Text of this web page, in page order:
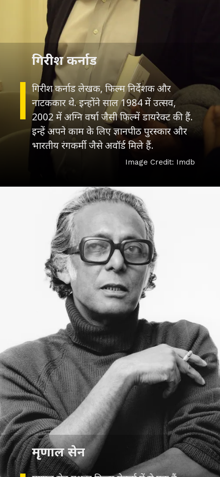
गिरीश कर्नाड लेखक, फिल्म निर्देशक और
नाटककार थे. इन्होंने साल 1984 में उत्सव,
2002 में अग्नि वर्षा जैसी फिल्में डायरेक्ट की हैं.
इन्हें अपने काम के लिए ज्ञानपीठ पुरस्कार और
भारतीय रंगकर्मी जैसे अवॉर्ड मिले हैं.
गिरीश कर्नाड
Image Credit: Imdb
मृणाल सेन